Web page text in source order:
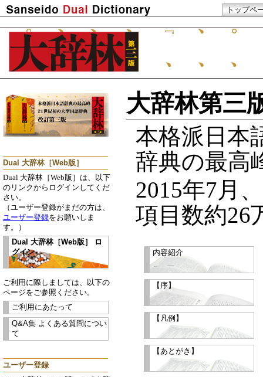
トップペ
Dual 大辞林［Web版］
Dual 大辞林［Web版］は、以下
のリンクからログインしてくだ
さい。
（ユーザー登録がまだの方は、
ユーザー登録をお願いしま
す。）
Dual 大辞林［Web版］ ロ
グイン
ご利用に際しましては、以下の
ページをご参照ください。
ご利用にあたって
Q&A集 よくある質問につい
て
ユーザー登録
大辞林第三
本格派日本
辞典の最高
2015年7月
項目数約26
内容紹介
【序】
【凡例】
【あとがき】